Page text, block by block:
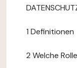
1 Definitionen
2 Welche